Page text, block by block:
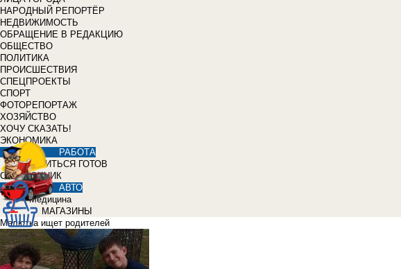
НАРОДНЫЙ РЕПОРТЁР
НЕДВИЖИМОСТЬ
ОБРАЩЕНИЕ В РЕДАКЦИЮ
ОБЩЕСТВО
ПОЛИТИКА
ПРОИСШЕСТВИЯ
СПЕЦПРОЕКТЫ
СПОРТ
ФОТОРЕПОРТАЖ
ХОЗЯЙСТВО
ХОЧУ СКАЗАТЬ!
ЭКОНОМИКА
РАБОТА
УЧИТЬСЯ ГОТОВ
СПРАВОЧНИК
АВТО
Медицина
МАГАЗИНЫ
Малютка ищет родителей